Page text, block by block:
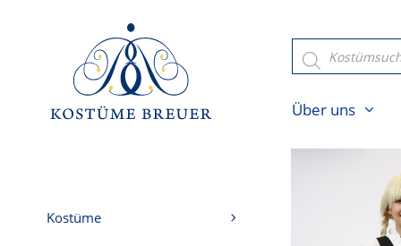
Products
search
Über uns
Kostüme